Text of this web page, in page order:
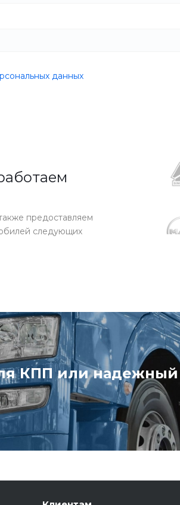
данных
предоставляем
следующих
КПП или надежный